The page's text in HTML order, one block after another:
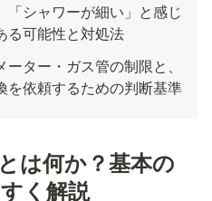
「シャワーが細い」と感じ
る可能性と対処法
ター・ガス管の制限と、
を依頼するための判断基準
は何か？基本の
く解説